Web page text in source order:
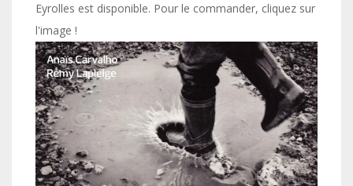
Eyrolles est disponible. Pour le commander, cliquez sur
l'image !